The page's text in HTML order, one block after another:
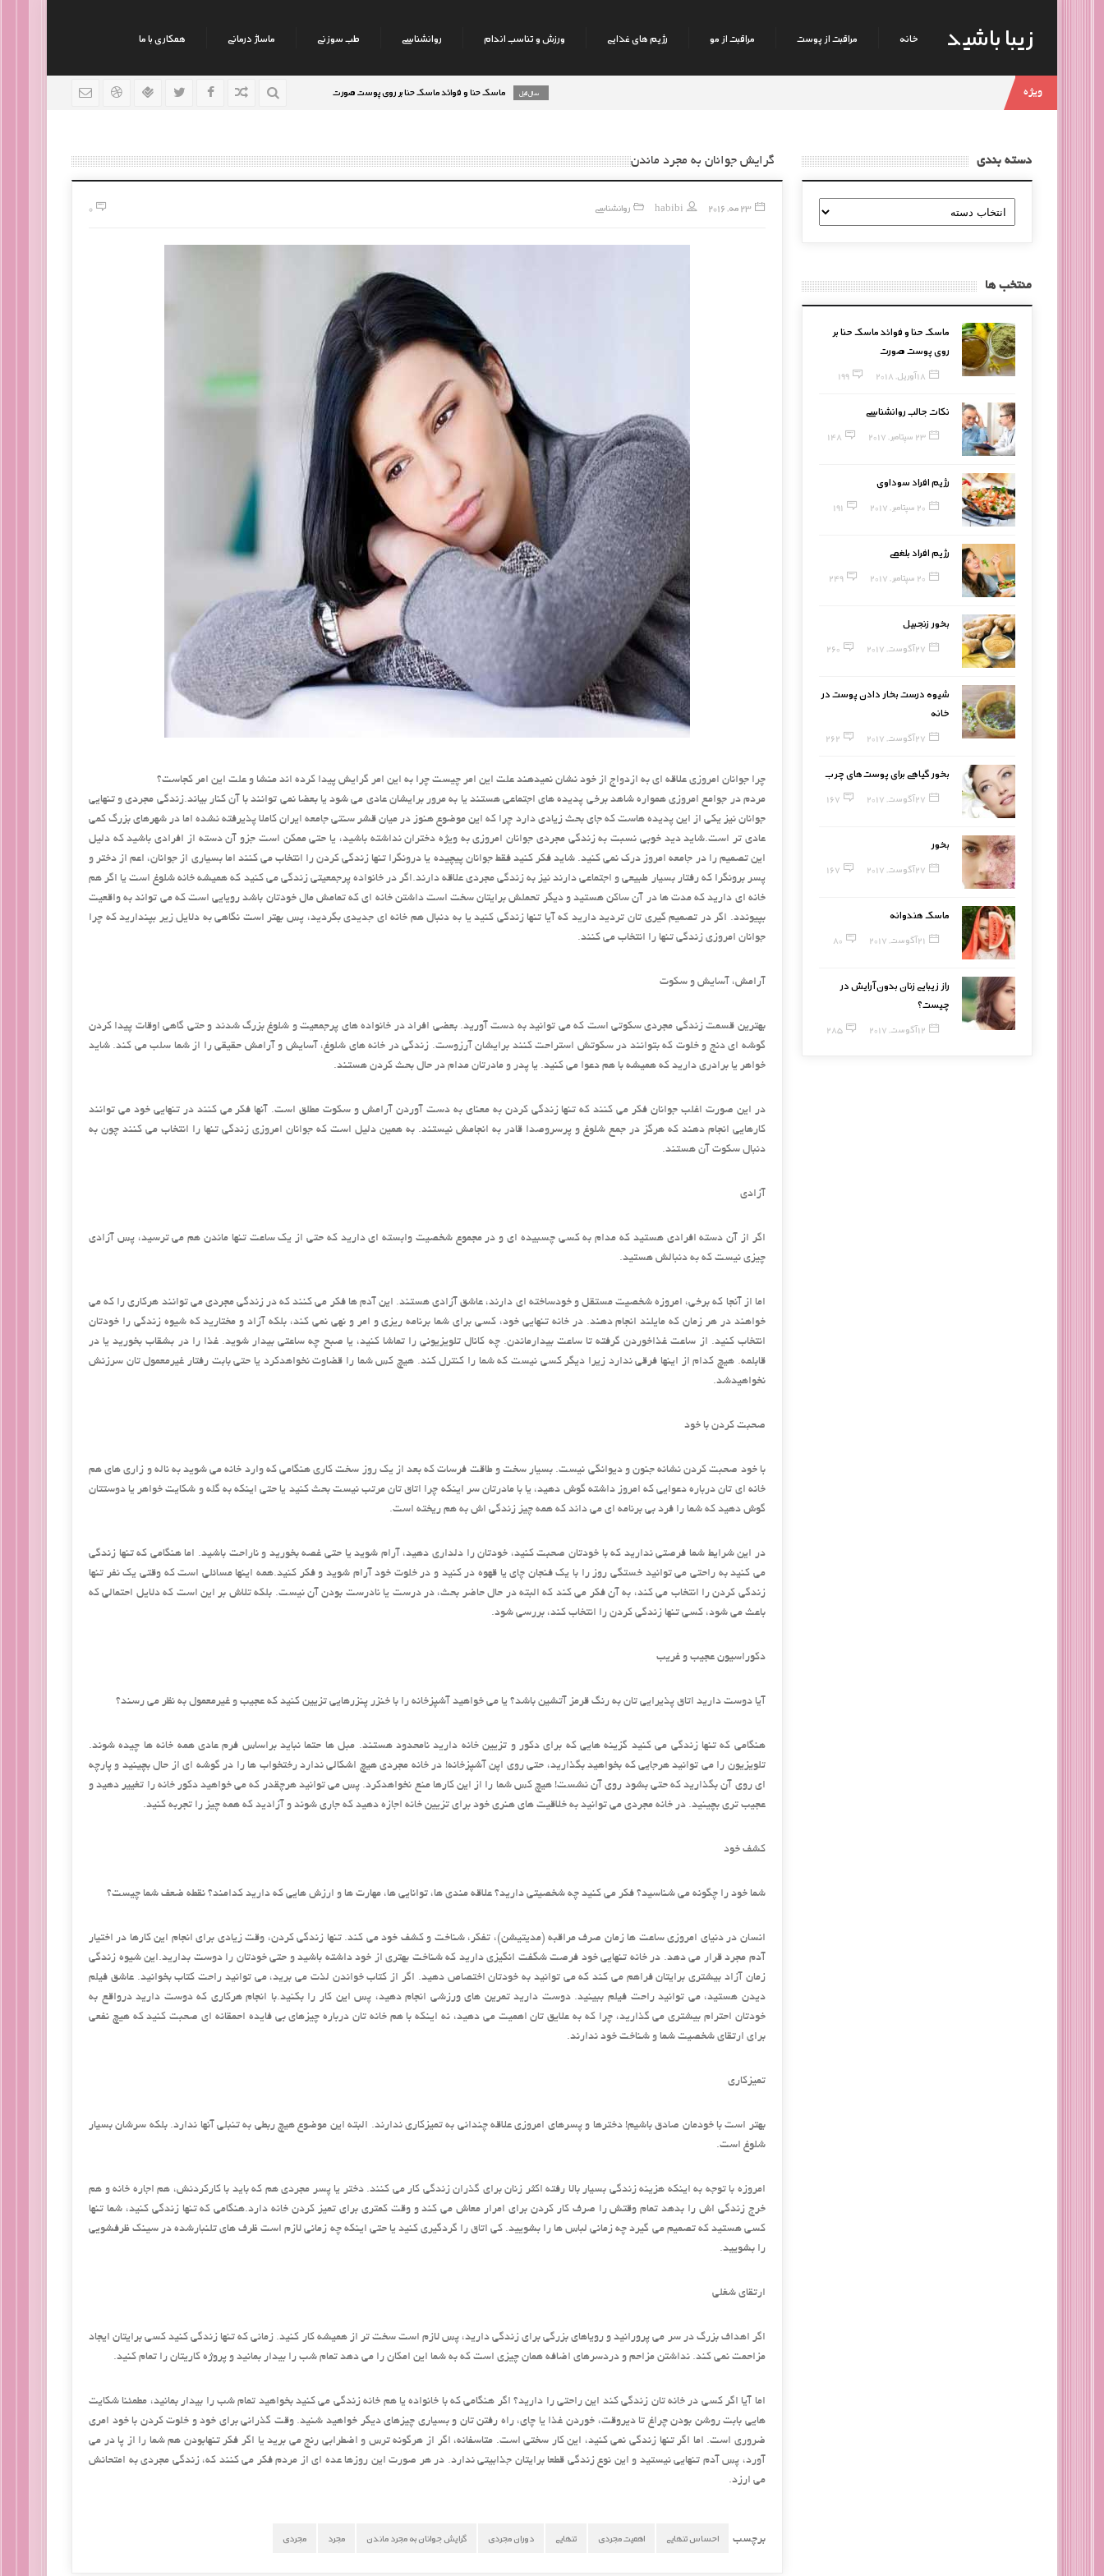
زیبا باشید خانه مراقبت از پوست مراقبت از مو رژیم های غذایی ورزش و تناسب اندام روانشناسی طب سوزنی ماساژ درمانی همکاری با ما
ویژه ماسک حنا و فوائد ماسک حنا بر روی پوست صورت 9 سال قبل نکات جالب روانشناسی رژیم افراد سوداوی
گرایش جوانان به مجرد ماندن
23 مه, 2016 habibi روانشناسی 0
چرا جوانان امروزی علاقه ای به ازدواج از خود نشان نمیدهند علت این امر چیست چرا به این امر گرایش پیدا کرده اند منشا و علت این امر کجاست؟
مردم در جوامع امروزی همواره شاهد برخی پدیده های اجتماعی هستند یا به مرور برایشان عادی می شود یا بعضا نمی توانند با آن کنار بیاند.زندگی مجردی و تنهایی
جوانان نیز یکی از این پدیده هاست که جای بحث زیادی دارد چرا که این موضوع هنوز در میان قشر سنتی جامعه ایران کاملا پذیرفته نشده اما در شهرهای بزرگ کمی
عادی تر است.شاید دید خوبی نسبت به زندگی مجردی جوانان امروزی به ویژه دختران نداشته باشید، یا حتی ممکن است جزو آن دسته از افرادی باشید که دلیل
این تصمیم را در جامعه امروز درک نمی کنید. شاید فکر کنید فقط جوانان پیچیده یا درونگرا تنها زندگی کردن را انتخاب می کنند اما بسیاری از جوانان، اعم از دختر و
پسر برونگرا که رفتار بسیار طبیعی و اجتماعی دارند نیز به زندگی مجردی علاقه دارند.اگر در خانواده پرجمعیتی زندگی می کنید که همیشه خانه شلوغ است یا اگر هم
خانه ای دارید که مدت ها در آن ساکن هستید و دیگر تحملش برایتان سخت است داشتن خانه ای که تمامش مال خودتان باشد رویایی است که می تواند به واقعیت
بپیوندد. اگر در تصمیم گیری تان تردید دارید که آیا تنها زندگی کنید یا به دنبال هم خانه ای جدیدی بگردید، پس بهتر است نگاهی به دلایل زیر بپندارید که چرا
جوانان امروزی زندگی تنها را انتخاب می کنند.
آرامش، آسایش و سکوت
بهترین قسمت زندگی مجردی سکوتی است که می توانید به دست آورید. بعضی افراد در خانواده های پرجمعیت و شلوغ بزرگ شدند و حتی گاهی اوقات پیدا کردن
گوشه ای دنج و خلوت که بتوانند در سکوتش استراحت کنند برایشان آرزوست. زندگی در خانه های شلوغ، آسایش و آرامش حقیقی را از شما سلب می کند. شاید
خواهر یا برادری دارید که همیشه با هم دعوا می کنید. یا پدر و مادرتان مدام در حال بحث کردن هستند.
در این صورت اغلب جوانان فکر می کنند که تنها زندگی کردن به معنای به دست آوردن آرامش و سکوت مطلق است. آنها فکر می کنند در تنهایی خود می توانند
کارهایی انجام دهند که هرگز در جمع شلوغ و پرسروصدا قادر به انجامش نیستند. به همین دلیل است که جوانان امروزی زندگی تنها را انتخاب می کنند چون به
دنبال سکوت آن هستند.
آزادی
اگر از آن دسته افرادی هستید که مدام به کسی چسبیده ای و در مجموع شخصیت وابسته ای دارید که حتی از یک ساعت تنها ماندن هم می ترسید، پس آزادی
چیزی نیست که به دنبالش هستید.
اما از آنجا که برخی، امروزه شخصیت مستقل و خودساخته ای دارند، عاشق آزادی هستند. این آدم ها فکر می کنند که در زندگی مجردی می توانند هرکاری را که می
خواهند در هر زمان که مایلند انجام دهند. در خانه تنهایی خود، کسی برای شما برنامه ریزی و امر و نهی نمی کند، بلکه آزاد و مختارید که شیوه زندگی را خودتان
انتخاب کنید. از ساعت غذاخوردن گرفته تا ساعت بیدارماندن. چه کانال تلویزیونی را تماشا کنید، یا صبح چه ساعتی بیدار شوید. غذا را در بشقاب بخورید یا در
قابلمه. هیچ کدام از اینها فرقی ندارد زیرا دیگر کسی نیست که شما را کنترل کند. هیچ کس شما را قضاوت نخواهدکرد یا حتی بابت رفتار غیرمعمول تان سرزنش
نخواهیدشد.
صحبت کردن با خود
با خود صحبت کردن نشانه جنون و دیوانگی نیست. بسیار سخت و طاقت فرسات که بعد از یک روز سخت کاری هنگامی که وارد خانه می شوید به ناله و زاری های هم
خانه ای تان درباره دعوایی که امروز داشته گوش دهید، یا با مادرتان سر اینکه چرا اتاق تان مرتب نیست بحث کنید یا حتی اینکه به گله و شکایت خواهر یا دوستتان
گوش دهید که شما را فرد بی برنامه ای می داند که همه چیز زندگی اش به هم ریخته است.
در این شرایط شما فرصتی ندارید که با خودتان صحبت کنید، خودتان را دلداری دهید، آرام شوید یا حتی غصه بخورید و ناراحت باشید. اما هنگامی که تنها زندگی
می کنید به راحتی می توانید خستگی روز را با یک فنجان چای یا قهوه در کنید و در خلوت خود آرام شوید و فکر کنید.همه اینها مسائلی است که وقتی یک نفر تنها
زندگی کردن را انتخاب می کند، به آن فکر می کند که البته در حال حاضر بحث، در درست یا نادرست بودن آن نیست. بلکه تلاش بر این است که دلایل احتمالی که
باعث می شود، کسی تنها زندگی کردن را انتخاب کند، بررسی شود.
دکوراسیون عجیب و غریب
آیا دوست دارید اتاق پذیرایی تان به رنگ قرمز آتشین باشد؟ یا می خواهید آشپزخانه را با خنزر پنزرهایی تزیین کنید که عجیب و غیرمعمول به نظر می رسند؟
هنگامی که تنها زندگی می کنید گزینه هایی که برای دکور و تزیین خانه دارید نامحدود هستند. مبل ها حتما نباید براساس فرم عادی همه خانه ها چیده شوند.
تلویزیون را می توانید هرجایی که بخواهید بگذارید، حتی روی اپن آشپزخانه! در خانه مجردی هیچ اشکالی ندارد رختخواب ها را در گوشه ای از حال بچینید و پارچه
ای روی آن بگذارید که حتی بشود روی آن نشست! هیچ کس شما را از این کارها منع نخواهدکرد. پس می توانید هرچقدر که می خواهید دکور خانه را تغییر دهید و
عجیب تری بچینید. در خانه مجردی می توانید به خلاقیت های هنری خود برای تزیین خانه اجازه دهید که جاری شوند و آزادید که همه چیز را تجربه کنید.
کشف خود
شما خود را چگونه می شناسید؟ فکر می کنید چه شخصیتی دارید؟ علاقه مندی ها، توانایی ها، مهارت ها و ارزش هایی که دارید کدامند؟ نقطه ضعف شما چیست؟
انسان در دنیای امروزی ساعت ها زمان صرف مراقبه (مدیتیشن)، تفکر، شناخت و کشف خود می کند. تنها زندگی کردن، وقت زیادی برای انجام این کارها در اختیار
آدم مجرد قرار می دهد. در خانه تنهایی خود فرصت شگفت انگیزی دارید که شناخت بهتری از خود داشته باشید و حتی خودتان را دوست بدارید.این شیوه زندگی
زمان آزاد بیشتری برایتان فراهم می کند که می توانید به خودتان اختصاص دهید. اگر از کتاب خواندن لذت می برید، می توانید راحت کتاب بخوانید. عاشق فیلم
دیدن هستید، می توانید راحت فیلم ببینید. دوست دارید تمرین های ورزشی انجام دهید، پس این کار را بکنید.با انجام هرکاری که دوست دارید درواقع به
خودتان احترام بیشتری می گذارید، چرا که به علایق تان اهمیت می دهید، نه اینکه با هم خانه تان درباره چیزهای بی فایده احمقانه ای صحبت کنید که هیچ نفعی
برای ارتقای شخصیت شما و شناخت خود ندارند.
تمیزکاری
بهتر است با خودمان صادق باشیم! دخترها و پسرهای امروزی علاقه چندانی به تمیزکاری ندارند. البته این موضوع هیچ ربطی به تنبلی آنها ندارد. بلکه سرشان بسیار
شلوغ است.
امروزه با توجه به اینکه هزینه زندگی بسیار بالا رفته اکثر زنان برای گذران زندگی کار می کنند. دختر یا پسر مجردی هم که باید با کارکردنش، هم اجاره خانه و هم
خرج زندگی اش را بدهد تمام وقتش را صرف کار کردن برای امرار معاش می کند و وقت کمتری برای تمیز کردن خانه دارد.هنگامی که تنها زندگی کنید، شما تنها
کسی هستید که تصمیم می گیرد چه زمانی لباس ها را بشویید. کی اتاق را گردگیری کنید یا حتی اینکه چه زمانی لازم است ظرف های تلنبارشده در سینک ظرفشویی
را بشویید.
ارتقای شغلی
اگر اهداف بزرگ در سر می پرورانید و رویاهای بزرگی برای زندگی دارید، پس لازم است سخت تر از همیشه کار کنید. زمانی که تنها زندگی کنید کسی برایتان ایجاد
مزاحمت نمی کند. نداشتن مزاحم و دردسرهای اضافه همان چیزی است که به شما این امکان را می دهد تمام شب را بیدار بمانید و پروژه کاریتان را تمام کنید.
اما آیا اگر کسی در خانه تان زندگی کند این راحتی را دارید؟ اگر هنگامی که با خانواده یا هم خانه زندگی می کنید بخواهید تمام شب را بیدار بمانید، مطمئنا شکایت
هایی بابت روشن بودن چراغ تا دیروقت، خوردن غذا یا چای، راه رفتن تان و بسیاری چیزهای دیگر خواهید شنید. وقت گذرانی برای خود و خلوت کردن با خود امری
ضروری است. اما اگر تنها زندگی نمی کنید، این کار سختی است. متاسفانه، اگر از هرگونه ترس و اضطرابی رنج می برید یا اگر فکر تنهابودن هم شما را از پا در می
آورد، پس آدم تنهایی نیستید و این نوع زندگی قطعا برایتان جذابیتی ندارد. در هر صورت این روزها عده ای از مردم فکر می کنند که، زندگی مجردی به امتحانش
می ارزد.
برچسب احساس تنهایی اهمیت مجردی تنهایی دوران مجردی گرایش جوانان به مجرد ماندن مجرد مجردی
دسته بندی
دسته
بندی
منتخب ها
ماسک حنا و فوائد ماسک حنا بر
روی پوست صورت
18 آوریل, 2018 199
نکات جالب روانشناسی
23 سپتامبر, 2017 148
رژیم افراد سوداوی
20 سپتامبر, 2017 191
رژیم افراد بلغمی
20 سپتامبر, 2017 249
بخور زنجبیل
27 آگوست, 2017 260
شیوه درست بخار دادن پوست در
خانه
27 آگوست, 2017 262
بخور گیاهی برای پوست‌های چرب
27 آگوست, 2017 167
بخور
27 آگوست, 2017 167
ماسک هندوانه
21 آگوست, 2017 80
راز زیبایی زنان بدون آرایش در
چیست؟
12 آگوست, 2017 285